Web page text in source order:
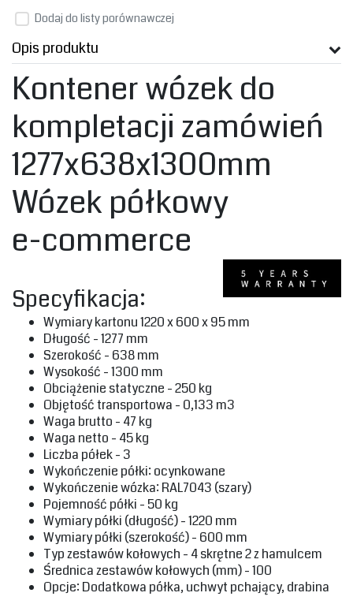
Dodaj do listy porównawczej
Opis produktu
Kontener wózek do
kompletacji zamówień
1277x638x1300mm
Wózek półkowy
e-commerce
Specyfikacja:
‎Wymiary kartonu 1220 x 600 x 95 mm
‎Długość - 1277 mm‎
‎Szerokość - 638 mm‎
‎Wysokość - 1300 mm‎
‎Obciążenie statyczne - 250 kg‎
‎Objętość transportowa - 0,133 m3‎
‎Waga brutto - 47 kg‎
‎Waga netto - 45 kg‎
‎Liczba półek - 3
‎Wykończenie półki: ocynkowane‎
‎Wykończenie wózka: RAL7043 (szary)‎
‎Pojemność półki - 50 kg‎
‎Wymiary półki (długość) - 1220 mm‎
‎Wymiary półki (szerokość) - 600 mm‎
‎Typ zestawów kołowych - 4 skrętne 2 z hamulcem‎
‎Średnica zestawów kołowych (mm) - 100‎
‎Opcje: Dodatkowa półka, uchwyt pchający, drabina‎